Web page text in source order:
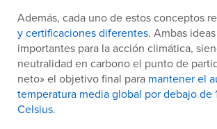
Además, cada uno de estos conceptos
y certificaciones diferentes. Ambas
importantes para la acción climática,
neutralidad en carbono el punto de
neto» el objetivo final para mantener el
temperatura media global por debajo de
Celsius.